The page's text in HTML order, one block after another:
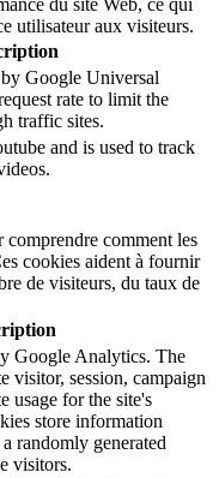
utilisateur aux visiteurs.
Google Universal
rate to limit the
traffic sites.
and is used to track
comment les
cookies aident à fournir
de visiteurs, du taux de
Google Analytics. The
visitor, session, campaign
usage for the site's
store information
randomly generated
visitors.